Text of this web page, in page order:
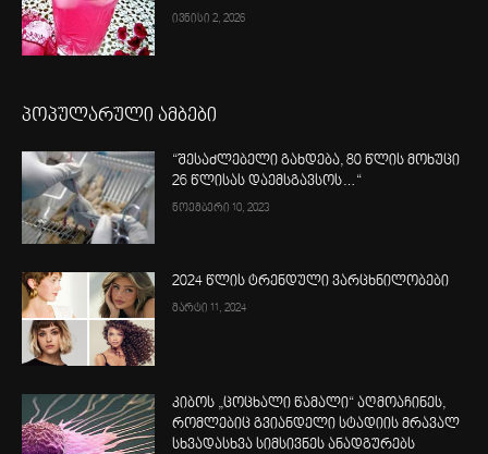
ივნისი 2, 2026
პოპულარული ამბები
“შესაძლებელი გახდება, 80 წლის მოხუცი
26 წლისას დაემსგავსოს…“
ნოემბერი 10, 2023
2024 წლის ტრენდული ვარცხნილობები
მარტი 11, 2024
კიბოს „ცოცხალი წამალი“ აღმოაჩინეს,
რომლებიც გვიანდელი სტადიის მრავალ
სხვადასხვა სიმსივნეს ანადგურებს